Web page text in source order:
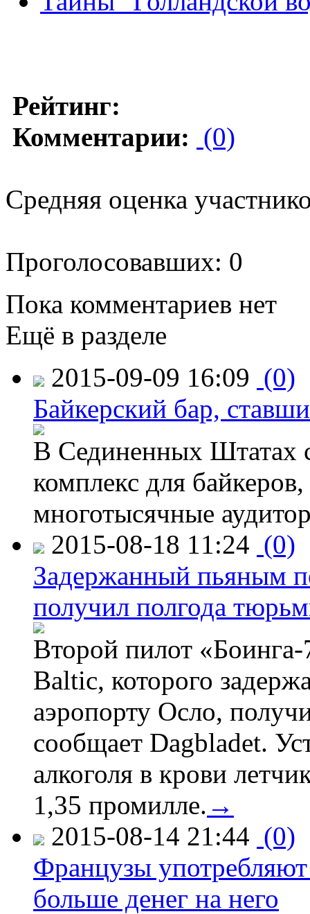
Рейтинг:
Комментарии: (0)
Средняя оценка
Проголосовавших: 0
Пока комментариев нет
Ещё в разделе
2015-09-09 16:09 (0)
Байкерский бар,
В Сединенных Штатах
комплекс для
многотысячные
2015-08-18 11:24 (0)
Задержанный пьяным
получил полгода
Второй пилот
Baltic, которого
аэропорту Осло,
сообщает Dagbladet.
алкоголя в крови
1,35 промилле. →
2015-08-14 21:44 (0)
Французы
больше денег на него